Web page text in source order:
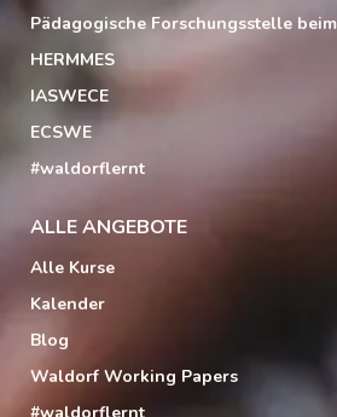
Pädagogische Forschungsstelle
HERMMES
IASWECE
ECSWE
#waldorflernt
ALLE ANGEBOTE
Alle Kurse
Kalender
Blog
Waldorf Working Papers